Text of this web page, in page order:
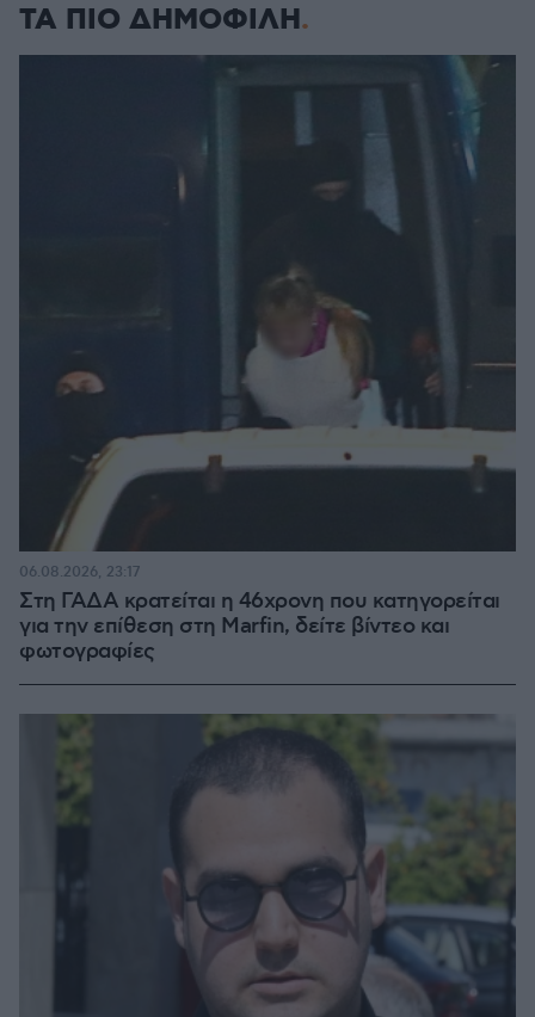
ΤΑ ΠΙΟ ΔΗΜΟΦΙΛΗ
Στη ΓΑΔΑ κρατείται η 46χρονη που κατηγορείται
για την επίθεση στη Marfin, δείτε βίντεο και
φωτογραφίες
06.08.2026, 23:17